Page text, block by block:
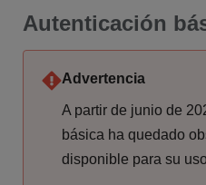
Autenticación
Advertencia
A partir de junio de
básica ha quedado
disponible para su